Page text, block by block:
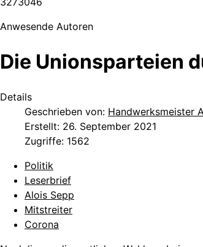
Anwesende Autoren
Die Unionsparteien
Details
Geschrieben von: Handwerksmeister
Erstellt: 26. September 2021
Zugriffe: 1562
Politik
Leserbrief
Alois Sepp
Mitstreiter
Corona